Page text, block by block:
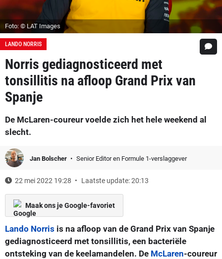
Foto: © LAT Images
LANDO NORRIS
Norris gediagnosticeerd met
tonsillitis na afloop Grand Prix van
Spanje
De McLaren-coureur voelde zich het hele weekend al
slecht.
Jan Bolscher Senior Editor en Formule 1-verslaggever
22 mei 2022 19:28 Laatste update: 20:13
Maak ons je Google-favoriet
Lando Norris is na afloop van de Grand Prix van Spanje
gediagnosticeerd met tonsillitis, een bacteriële
ontsteking van de keelamandelen. De McLaren-coureur